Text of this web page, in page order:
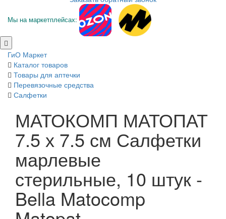
Мы на маркетплейсах:
ГиО Маркет
Каталог товаров
Товары для аптечки
Перевязочные средства
Салфетки
МАТОКОМП МАТОПАТ
7.5 х 7.5 см Салфетки
марлевые
стерильные, 10 штук -
Bella Matocomp